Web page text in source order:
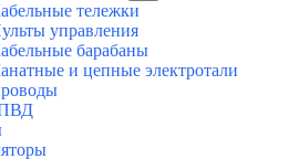
тележки
управления
барабаны
и цепные электротали